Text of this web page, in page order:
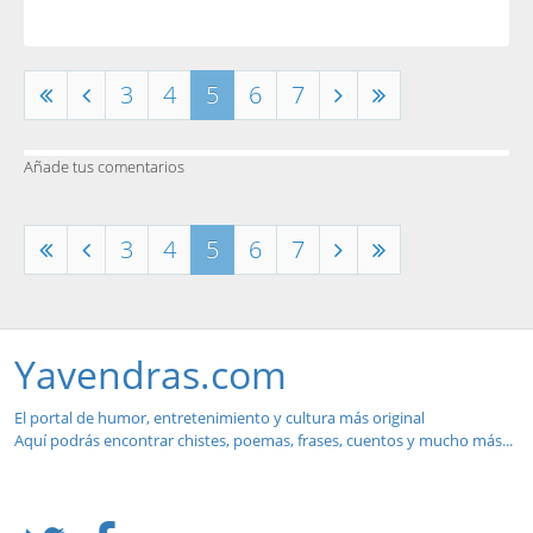
3 4 5 6 7
Añade tus comentarios
3 4 5 6 7
Yavendras.com
El portal de humor, entretenimiento y cultura más original
Aquí podrás encontrar chistes, poemas, frases, cuentos y mucho más...